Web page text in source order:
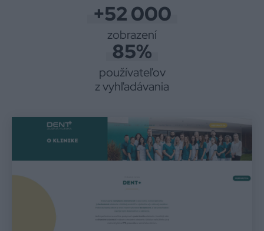
+52 000
zobrazení
85%
používateľov
z vyhľadávania